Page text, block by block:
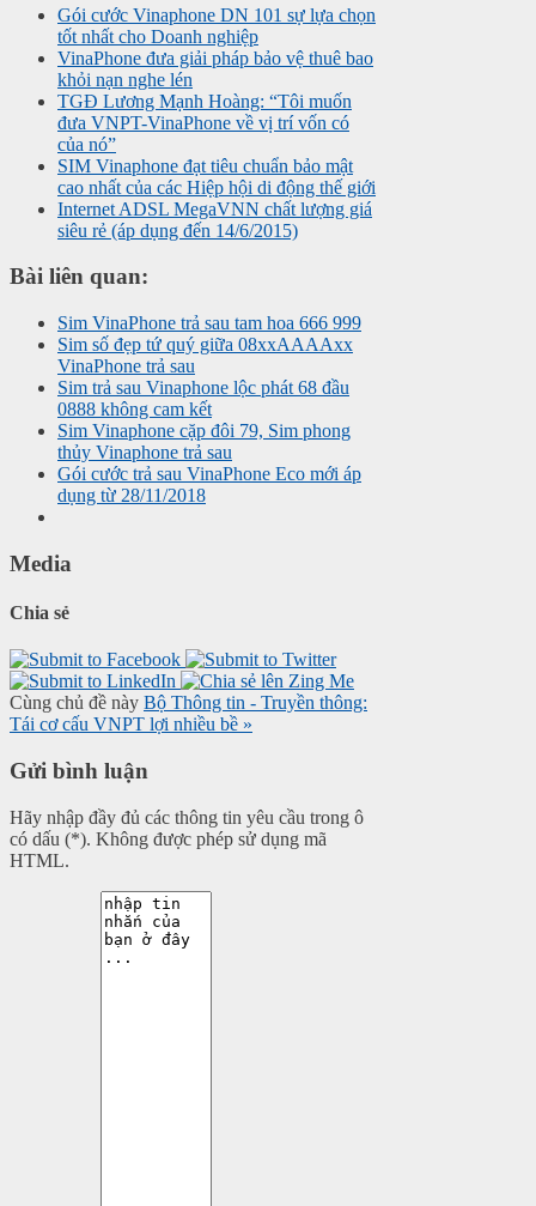
Gói cước Vinaphone DN 101 sự lựa chọn
tốt nhất cho Doanh nghiệp
VinaPhone đưa giải pháp bảo vệ thuê bao
khỏi nạn nghe lén
TGĐ Lương Mạnh Hoàng: “Tôi muốn
đưa VNPT-VinaPhone về vị trí vốn có
của nó”
SIM Vinaphone đạt tiêu chuẩn bảo mật
cao nhất của các Hiệp hội di động thế giới
Internet ADSL MegaVNN chất lượng giá
siêu rẻ (áp dụng đến 14/6/2015)
Bài liên quan:
Sim VinaPhone trả sau tam hoa 666 999
Sim số đẹp tứ quý giữa 08xxAAAAxx
VinaPhone trả sau
Sim trả sau Vinaphone lộc phát 68 đầu
0888 không cam kết
Sim Vinaphone cặp đôi 79, Sim phong
thủy Vinaphone trả sau
Gói cước trả sau VinaPhone Eco mới áp
dụng từ 28/11/2018
Media
Chia sẻ
Cùng chủ đề này Bộ Thông tin - Truyền thông:
Tái cơ cấu VNPT lợi nhiều bề »
Gửi bình luận
Hãy nhập đầy đủ các thông tin yêu cầu trong ô
có dấu (*). Không được phép sử dụng mã
HTML.